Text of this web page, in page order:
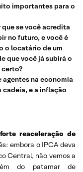
importantes para o
se você acredita
no futuro, e você é
o locatário de um
que você já subirá o
certo?
agentes na economia
e a inflação
reaceleração de
embora o IPCA deva
Central, não vemos a
do patamar de